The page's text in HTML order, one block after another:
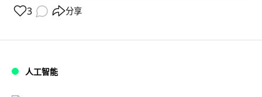
3 分享
人工智能